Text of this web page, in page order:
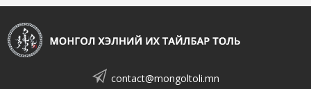
contact@mongoltoli.mn